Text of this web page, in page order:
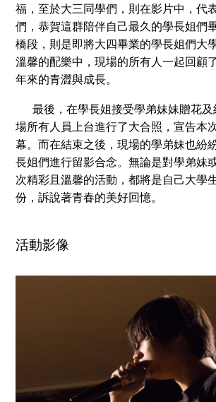
福，至於大三同學們，則在影片中，代
們，恭賀這群陪伴自己最久的學長姐們
橋段，則是即將大四畢業的學長姐們大
溫馨的配樂中，現場的所有人一起回顧
年來的青澀與成長。
最後，在學長姐接受學弟妹妹贈花
場所有人員上台進行了大合照，宣告本
幕。而在結束之後，現場的學弟妹也紛
長姐們進行留影合念。無論是對學弟妹
次精彩且溫馨的活動，都將是自己大學
份，訴說著青春的美好回憶。
活動影像